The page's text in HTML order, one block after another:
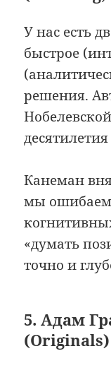
У нас есть
быстрое
решения.
Канеман
мы
«думать
точно и
5. Адам
(Originals)